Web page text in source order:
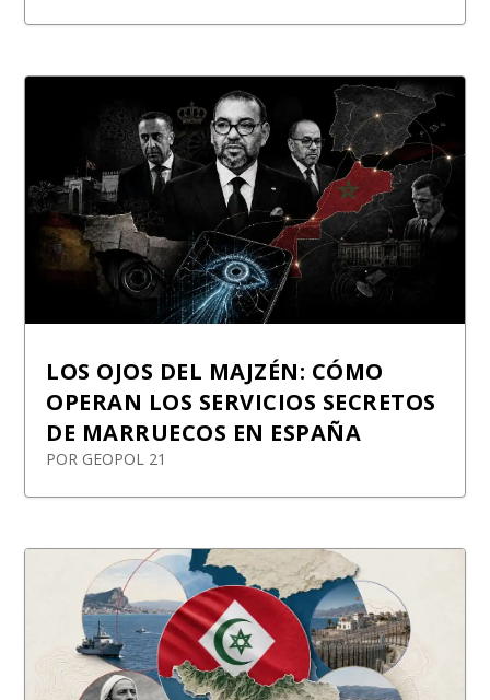
LOS OJOS DEL MAJZÉN: CÓMO
OPERAN LOS SERVICIOS SECRETOS
DE MARRUECOS EN ESPAÑA
POR GEOPOL 21